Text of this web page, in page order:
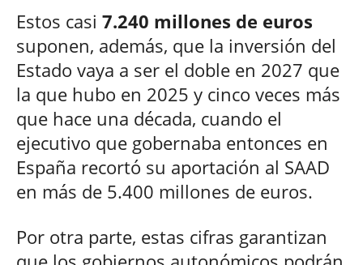
Estos casi 7.240 millones de euros
suponen, además, que la inversión del
Estado vaya a ser el doble en 2027 que
la que hubo en 2025 y cinco veces más
que hace una década, cuando el
ejecutivo que gobernaba entonces en
España recortó su aportación al SAAD
en más de 5.400 millones de euros.
Por otra parte, estas cifras garantizan